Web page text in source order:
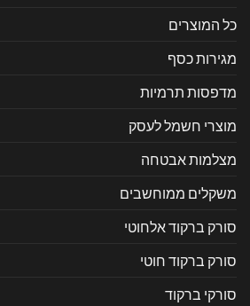
כל המוצרים
מגירות כסף
מדפסות תרמיות
מוצרי חשמל לעסק
מצלמות אבטחה
משקלים ממוחשבים
סורק ברקוד אלחוטי
סורק ברקוד חוטי
סורקי ברקוד